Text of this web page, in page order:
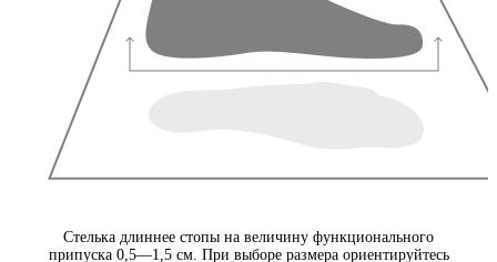
Стелька длиннее стопы на величину функционального
припуска 0,5—1,5 см. При выборе размера ориентируйтесь